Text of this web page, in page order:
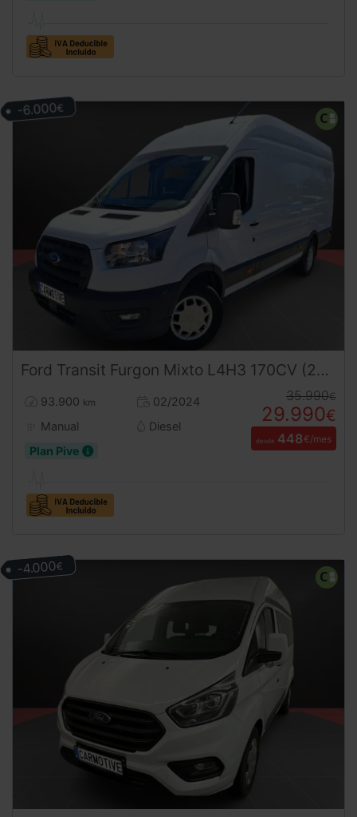
Ford Transit Furgon Mixto L4H3 170CV (2024) – 6 Plazas Retráctiles Gran Volumen Ocasión ¡Desde 450 €/mes!
93.900 km
02/2024
Manual
Diesel
Plan Pive
35.990€
29.990€
desde 448€/mes
-6.000€
-4.000€